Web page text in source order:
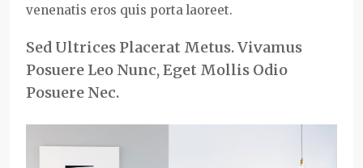
venenatis eros quis porta laoreet.
Sed Ultrices Placerat Metus. Vivamus
Posuere Leo Nunc, Eget Mollis Odio
Posuere Nec.